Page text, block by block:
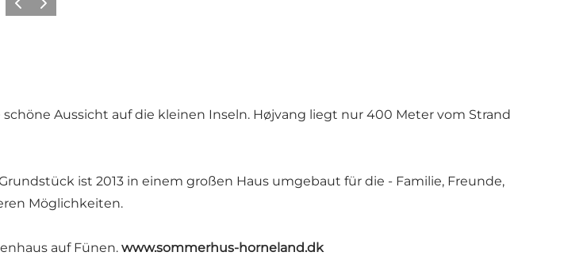
ZurückWeiter
Aussicht auf die kleinen Inseln. Højvang liegt nur 400 Meter vom Strand
ist 2013 in einem großen Haus umgebaut für die - Familie, Freunde,
Möglichkeiten.
auf Fünen. www.sommerhus-horneland.dk